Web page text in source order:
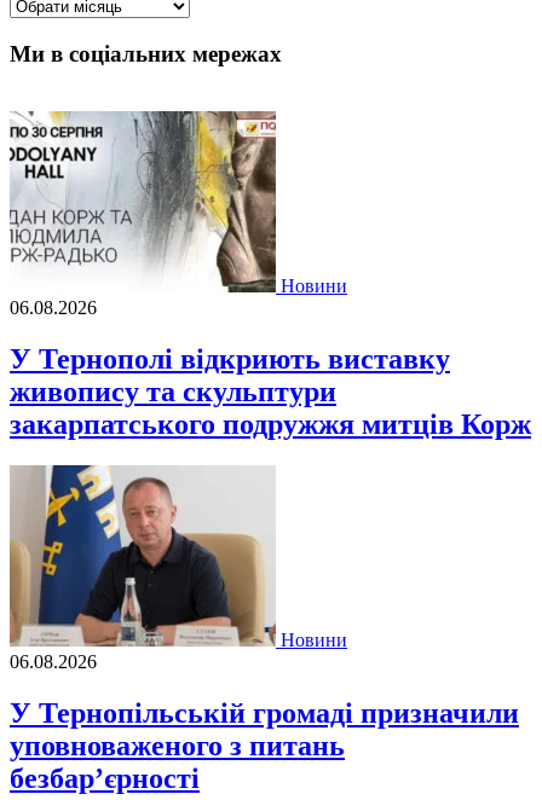
Ми в соціальних мережах
Новини
06.08.2026
У Тернополі відкриють виставку
живопису та скульптури
закарпатського подружжя митців Корж
Новини
06.08.2026
У Тернопільській громаді призначили
уповноваженого з питань
безбар’єрності